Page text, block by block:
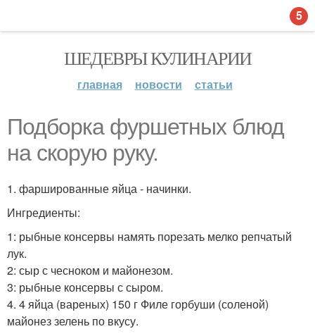
ШЕДЕВРЫ КУЛИНАРИИ
главная новости статьи
Подборка фуршетных блюд
на скорую руку.
1. фаршированные яйца - начинки.
Ингредиенты:
1: рыбные консервы намять порезать мелко репчатый
лук.
2: сыр с чесноком и майонезом.
3: рыбные консервы с сыром.
4. 4 яйца (вареных) 150 г Филе горбуши (соленой)
майонез зелень по вкусу.
5